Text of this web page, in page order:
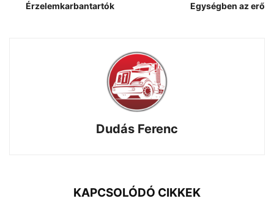
Érzelemkarbantartók Egységben az erő
Dudás Ferenc
KAPCSOLÓDÓ CIKKEK